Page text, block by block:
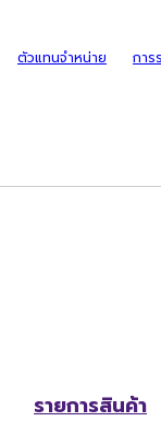
ตัวแทนจำหน่าย การ
รายการสินค้า